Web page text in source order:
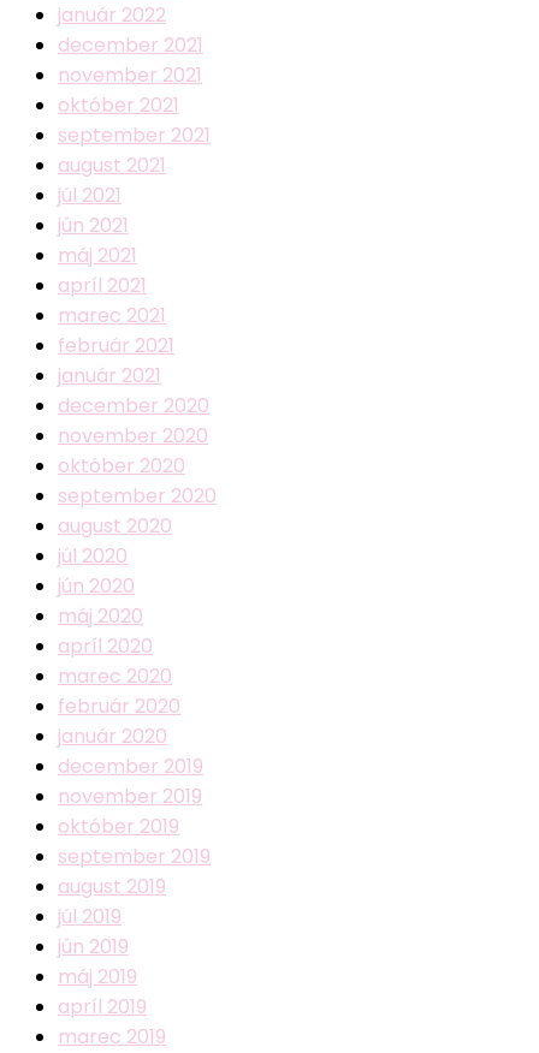
január 2022
december 2021
november 2021
október 2021
september 2021
august 2021
júl 2021
jún 2021
máj 2021
apríl 2021
marec 2021
február 2021
január 2021
december 2020
november 2020
október 2020
september 2020
august 2020
júl 2020
jún 2020
máj 2020
apríl 2020
marec 2020
február 2020
január 2020
december 2019
november 2019
október 2019
september 2019
august 2019
júl 2019
jún 2019
máj 2019
apríl 2019
marec 2019